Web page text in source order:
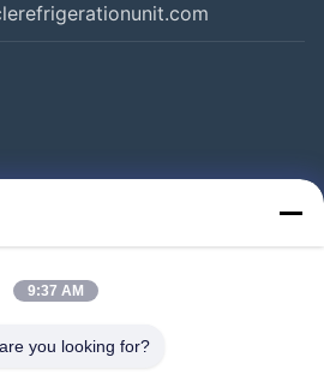
9:37 AM
you looking for?